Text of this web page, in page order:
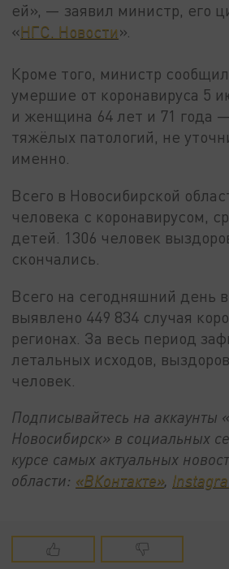
ей», — заявил министр, его
«НГС. Новости».
Кроме того, министр
умершие от коронавируса 5
и женщина 64 лет и 71 года
тяжёлых патологий, не
именно.
Всего в Новосибирской
человека с коронавирусом,
детей. 1306 человек
скончались.
Всего на сегодняшний день
выявлено 449 834 случая
регионах. За весь период
летальных исходов,
человек.
Подписывайтесь на аккаунты
Новосибирск» в социальных
курсе самых актуальных
области: «ВКонтакте»,